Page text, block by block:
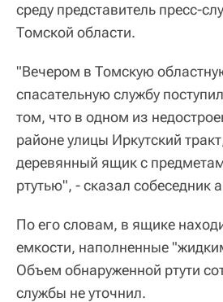
среду представитель пресс-
Томской области.
"Вечером в Томскую
спасательную службу
том, что в одном из
районе улицы Иркутский
деревянный ящик с
ртутью", - сказал собеседник
По его словам, в ящике
емкости, наполненные
Объем обнаруженной ртути
службы не уточнил.